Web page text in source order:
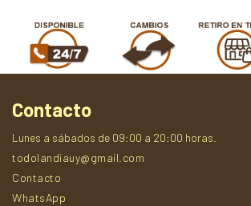
Contacto
Lunes a sábados de 09:00 a 20:00 horas.
todolandiauy@gmail.com
Contacto
WhatsApp